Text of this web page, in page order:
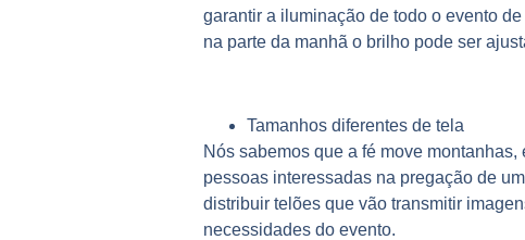
garantir a iluminação de todo o evento
na parte da manhã o brilho pode ser
Tamanhos diferentes de tela
Nós sabemos que a fé move
pessoas interessadas na pregação de
distribuir telões que vão transmitir
necessidades do evento.